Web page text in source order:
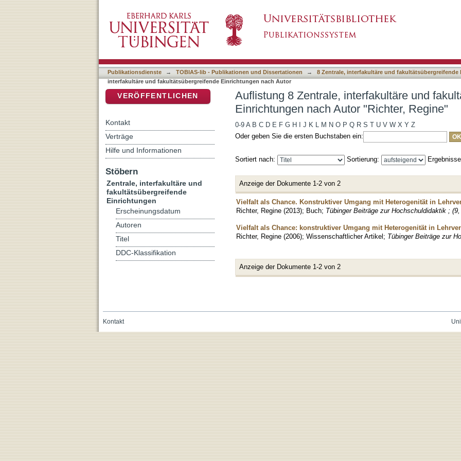
Regine"
Publikationsdienste → TOBIAS-lib - Publikationen und Dissertationen → 8 Zentrale, interfakultäre und fakultätsübergreifende
interfakultäre und fakultätsübergreifende Einrichtungen nach Autor
Auflistung 8 Zentrale, interfakultäre und
Einrichtungen nach Autor "Richter, Regine"
0-9 A B C D E F G H J K L M N O P Q R S T U V W X Y Z
Oder geben Sie die ersten Buchstaben ein:
Sortiert nach: Sortierung:
Anzeige der Dokumente 1-2 von 2
Vielfalt als Chance. Konstruktiver Umgang mit Heterogenität in
Richter, Regine (2013); Buch; Tübinger Beiträge zur Hochschuldidaktik ;
Vielfalt als Chance: konstruktiver Umgang mit Heterogenität in
Richter, Regine (2006); Wissenschaftlicher Artikel; Tübinger Beiträge zur
Anzeige der Dokumente 1-2 von 2
VERÖFFENTLICHEN
Kontakt
Verträge
Hilfe und Informationen
Stöbern
Zentrale, interfakultäre und
fakultätsübergreifende
Einrichtungen
Erscheinungsdatum
Autoren
Titel
DDC-Klassifikation
Kontakt